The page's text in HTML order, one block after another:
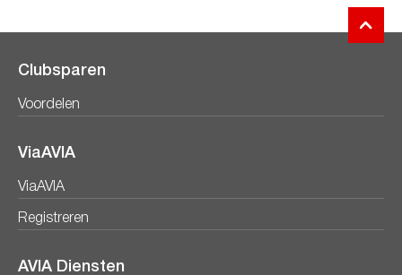
Clubsparen
Voordelen
ViaAVIA
ViaAVIA
Registreren
AVIA Diensten